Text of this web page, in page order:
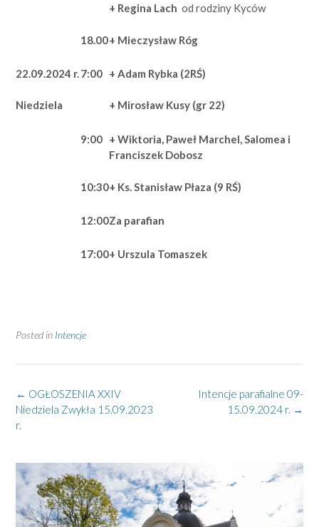
+ Regina Lach od rodziny Kyców
18.00+ Mieczysław Róg
22.09.2024 r.
Niedziela
7:00 + Adam Rybka (2RŚ)
+ Mirosław Kusy (gr 22)
9:00 + Wiktoria, Paweł Marchel, Salomea i
Franciszek Dobosz
10:30+ Ks. Stanisław Płaza (9 RŚ)
12:00Za parafian
17:00+ Urszula Tomaszek
Posted in Intencje
Post
navigation
Intencje parafialne 09-
15.09.2024 r. →
← OGŁOSZENIA XXIV
Niedziela Zwykła 15.09.2023
r.